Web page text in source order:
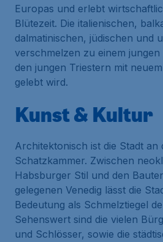
Europas und erlebt
Blütezeit. Die italienischen,
dalmatinischen, jüdischen und
verschmelzen zu einem
den jungen Triestern mit
gelebt wird.
Kunst & Kultur
Architektonisch ist die Stadt an
Schatzkammer. Zwischen
Habsburger Stil und den
gelegenen Venedig lässt die
Bedeutung als Schmelztiegel
Sehenswert sind die vielen
und Schlösser, sowie die